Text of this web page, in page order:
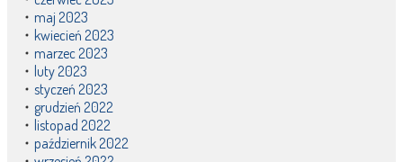
maj 2023
kwiecień 2023
marzec 2023
luty 2023
styczeń 2023
grudzień 2022
listopad 2022
październik 2022